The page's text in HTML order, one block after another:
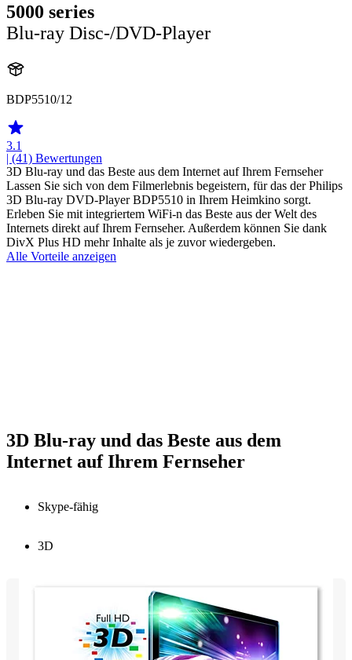
5000 series
Blu-ray Disc-/DVD-Player
BDP5510/12
3.1
| (41) Bewertungen
3D Blu-ray und das Beste aus dem Internet auf Ihrem Fernseher
Lassen Sie sich von dem Filmerlebnis begeistern, für das der Philips
3D Blu-ray DVD-Player BDP5510 in Ihrem Heimkino sorgt.
Erleben Sie mit integriertem WiFi-n das Beste aus der Welt des
Internets direkt auf Ihrem Fernseher. Außerdem können Sie dank
DivX Plus HD mehr Inhalte als je zuvor wiedergeben.
Alle Vorteile anzeigen
3D Blu-ray und das Beste aus dem
Internet auf Ihrem Fernseher
Skype-fähig
3D